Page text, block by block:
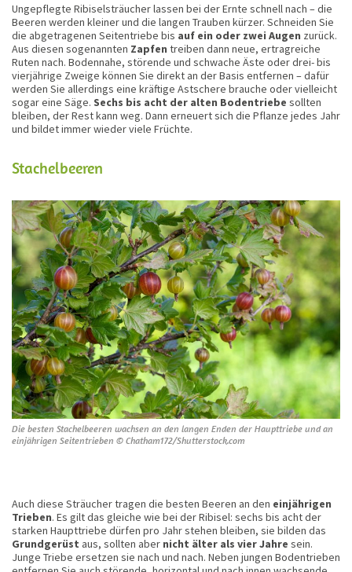
Ungepflegte Ribiselsträucher lassen bei der Ernte schnell nach – die
Beeren werden kleiner und die langen Trauben kürzer. Schneiden Sie
die abgetragenen Seitentriebe bis auf ein oder zwei Augen zurück.
Aus diesen sogenannten Zapfen treiben dann neue, ertragreiche
Ruten nach. Bodennahe, störende und schwache Äste oder drei- bis
vierjährige Zweige können Sie direkt an der Basis entfernen – dafür
werden Sie allerdings eine kräftige Astschere brauche oder vielleicht
sogar eine Säge. Sechs bis acht der alten Bodentriebe sollten
bleiben, der Rest kann weg. Dann erneuert sich die Pflanze jedes Jahr
und bildet immer wieder viele Früchte.
Stachelbeeren
Die besten Stachelbeeren wachsen an den langen Enden der Haupttriebe und an
einjährigen Seitentrieben © Chatham172/Shutterstock.com
Auch diese Sträucher tragen die besten Beeren an den einjährigen
Trieben. Es gilt das gleiche wie bei der Ribisel: sechs bis acht der
starken Haupttriebe dürfen pro Jahr stehen bleiben, sie bilden das
Grundgerüst aus, sollten aber nicht älter als vier Jahre sein.
Junge Triebe ersetzen sie nach und nach. Neben jungen Bodentrieben